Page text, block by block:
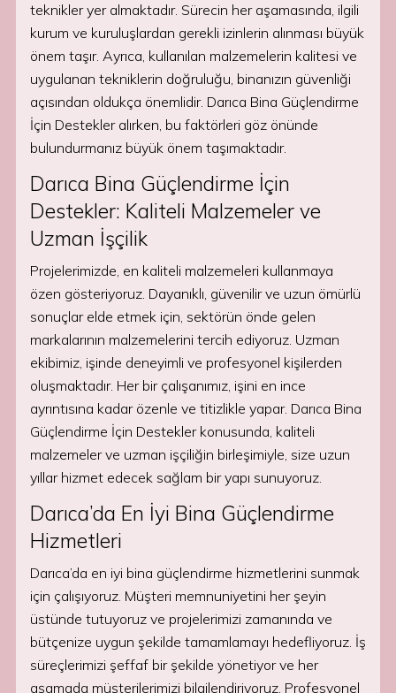
teknikler yer almaktadır. Sürecin her aşamasında, ilgili
kurum ve kuruluşlardan gerekli izinlerin alınması büyük
önem taşır. Ayrıca, kullanılan malzemelerin kalitesi ve
uygulanan tekniklerin doğruluğu, binanızın güvenliği
açısından oldukça önemlidir. Darıca Bina Güçlendirme
İçin Destekler alırken, bu faktörleri göz önünde
bulundurmanız büyük önem taşımaktadır.
Darıca Bina Güçlendirme İçin
Destekler: Kaliteli Malzemeler ve
Uzman İşçilik
Projelerimizde, en kaliteli malzemeleri kullanmaya
özen gösteriyoruz. Dayanıklı, güvenilir ve uzun ömürlü
sonuçlar elde etmek için, sektörün önde gelen
markalarının malzemelerini tercih ediyoruz. Uzman
ekibimiz, işinde deneyimli ve profesyonel kişilerden
oluşmaktadır. Her bir çalışanımız, işini en ince
ayrıntısına kadar özenle ve titizlikle yapar. Darıca Bina
Güçlendirme İçin Destekler konusunda, kaliteli
malzemeler ve uzman işçiliğin birleşimiyle, size uzun
yıllar hizmet edecek sağlam bir yapı sunuyoruz.
Darıca’da En İyi Bina Güçlendirme
Hizmetleri
Darıca’da en iyi bina güçlendirme hizmetlerini sunmak
için çalışıyoruz. Müşteri memnuniyetini her şeyin
üstünde tutuyoruz ve projelerimizi zamanında ve
bütçenize uygun şekilde tamamlamayı hedefliyoruz. İş
süreçlerimizi şeffaf bir şekilde yönetiyor ve her
aşamada müşterilerimizi bilgilendiriyoruz. Profesyonel